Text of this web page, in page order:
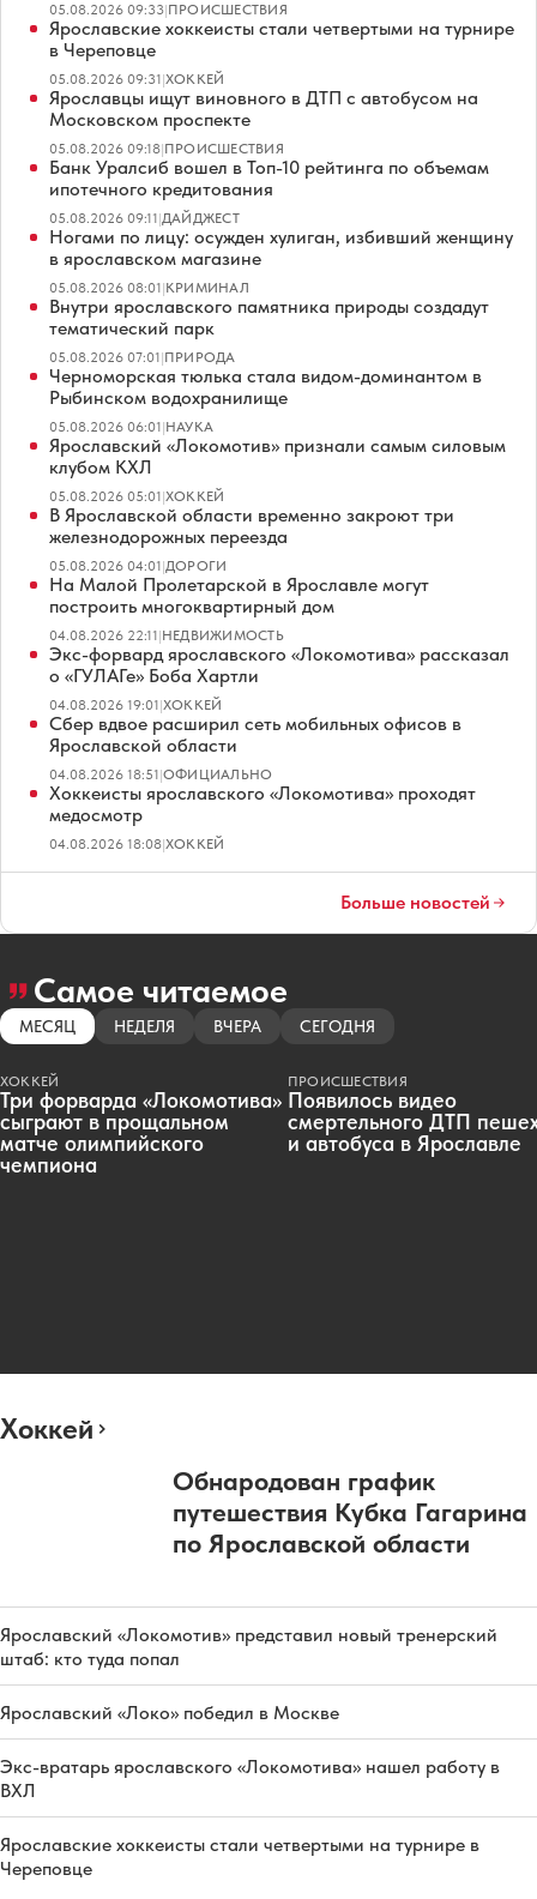
05.08.2026 09:33|ПРОИСШЕСТВИЯ
Ярославские хоккеисты стали четвертыми на турнире
в Череповце
05.08.2026 09:31|ХОККЕЙ
Ярославцы ищут виновного в ДТП с автобусом на
Московском проспекте
05.08.2026 09:18|ПРОИСШЕСТВИЯ
Банк Уралсиб вошел в Топ-10 рейтинга по объемам
ипотечного кредитования
05.08.2026 09:11|ДАЙДЖЕСТ
Ногами по лицу: осужден хулиган, избивший женщину
в ярославском магазине
05.08.2026 08:01|КРИМИНАЛ
Внутри ярославского памятника природы создадут
тематический парк
05.08.2026 07:01|ПРИРОДА
Черноморская тюлька стала видом-доминантом в
Рыбинском водохранилище
05.08.2026 06:01|НАУКА
Ярославский «Локомотив» признали самым силовым
клубом КХЛ
05.08.2026 05:01|ХОККЕЙ
В Ярославской области временно закроют три
железнодорожных переезда
05.08.2026 04:01|ДОРОГИ
На Малой Пролетарской в Ярославле могут
построить многоквартирный дом
04.08.2026 22:11|НЕДВИЖИМОСТЬ
Экс-форвард ярославского «Локомотива» рассказал
о «ГУЛАГе» Боба Хартли
04.08.2026 19:01|ХОККЕЙ
Сбер вдвое расширил сеть мобильных офисов в
Ярославской области
04.08.2026 18:51|ОФИЦИАЛЬНО
Хоккеисты ярославского «Локомотива» проходят
медосмотр
04.08.2026 18:08|ХОККЕЙ
Больше новостей
Самое читаемое
МЕСЯЦ НЕДЕЛЯ ВЧЕРА СЕГОДНЯ
ХОККЕЙ
Три форварда «Локомотива»
сыграют в прощальном
матче олимпийского
чемпиона
ПРОИСШЕСТВИЯ
Появилось видео
смертельного ДТП
и автобуса в Ярославле
Хоккей
Обнародован график
путешествия Кубка Гагарина
по Ярославской области
Ярославский «Локомотив» представил новый тренерский
штаб: кто туда попал
Ярославский «Локо» победил в Москве
Экс-вратарь ярославского «Локомотива» нашел работу в
ВХЛ
Ярославские хоккеисты стали четвертыми на турнире в
Череповце